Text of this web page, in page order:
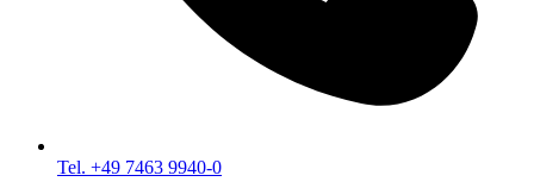
Tel. +49 7463 9940-0